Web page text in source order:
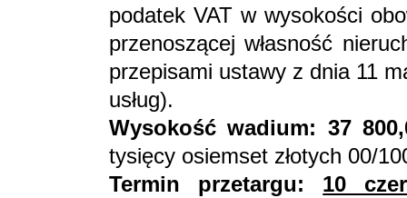
podatek VAT w wysokości
przenoszącej własność
przepisami ustawy z dnia 11
usług).
Wysokość wadium: 37
tysięcy osiemset złotych 00/
Termin przetargu: 10